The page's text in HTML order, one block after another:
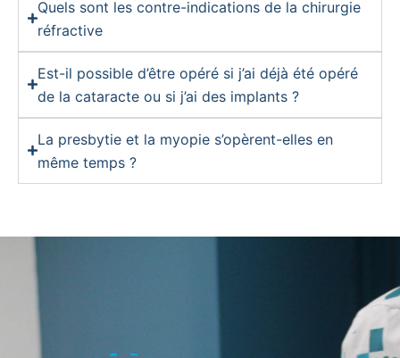
Quels sont les contre-indications de la chirurgie
réfractive
Est-il possible d’être opéré si j’ai déjà été opéré
de la cataracte ou si j’ai des implants ?
La presbytie et la myopie s’opèrent-elles en
même temps ?